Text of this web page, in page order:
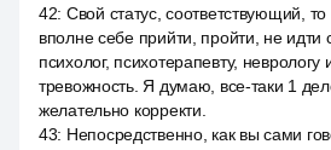
42: Свой статус, соответствующий,
вполне себе прийти, пройти, не идти
психолог, психотерапевту, неврологу
тревожность. Я думаю, все-таки 1
желательно корректи.
43: Непосредственно, как вы сами